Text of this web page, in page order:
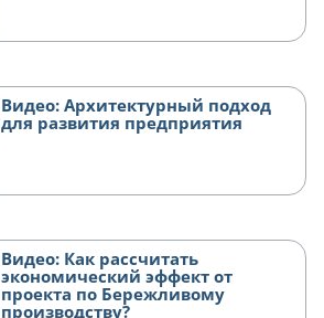
Видео: Архитектурный подход
для развития предприятия
Видео: Как рассчитать
экономический эффект от
проекта по Бережливому
производству?